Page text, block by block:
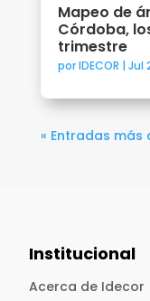
Mapeo de
Córdoba,
trimestre
porIDECOR | Jul
« Entradas más
Institucional
Acerca de Idecor